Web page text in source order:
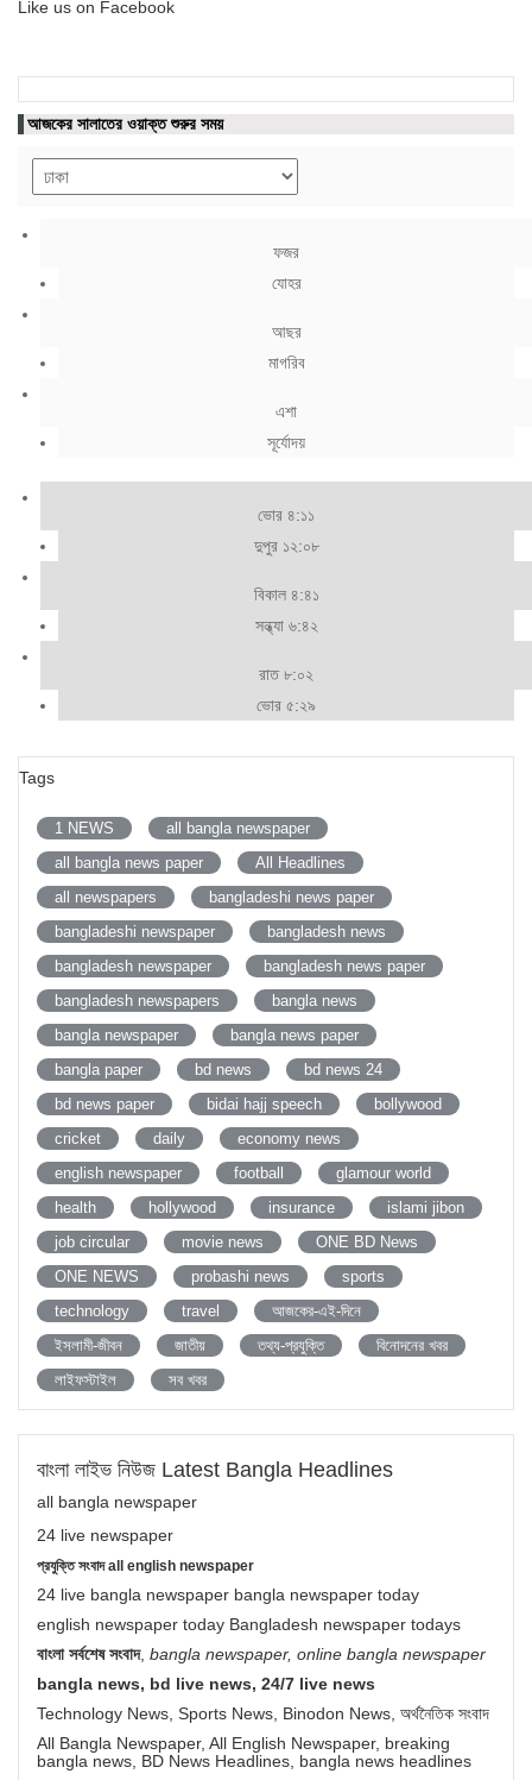
Like us on Facebook
আজকের সালাতের ওয়াক্ত শুরুর সময়
ফজর
যোহর
আছর
মাগরিব
এশা
সূর্যোদয়
ভোর ৪:১১
দুপুর ১২:০৮
বিকাল ৪:৪১
সন্ধ্যা ৬:৪২
রাত ৮:০২
ভোর ৫:২৯
Tags
1 NEWS
all bangla newspaper
all bangla news paper
All Headlines
all newspapers
bangladeshi news paper
bangladeshi newspaper
bangladesh news
bangladesh newspaper
bangladesh news paper
bangladesh newspapers
bangla news
bangla newspaper
bangla news paper
bangla paper
bd news
bd news 24
bd news paper
bidai hajj speech
bollywood
cricket
daily
economy news
english newspaper
football
glamour world
health
hollywood insurance
islami jibon
job circular
movie news
ONE BD News
ONE NEWS
probashi news
sports
technology
travel
আজকের-এই-দিনে
ইসলামী-জীবন
জাতীয় তথ্য-প্রযুক্তি
বিনোদনের খবর
লাইফস্টাইল
সব খবর
বাংলা লাইভ নিউজ Latest Bangla Headlines
all bangla newspaper
24 live newspaper
প্রযুক্তি সংবাদ all english newspaper
24 live bangla newspaper bangla newspaper today
english newspaper today Bangladesh newspaper todays
বাংলা সর্বশেষ সংবাদ, bangla newspaper, online bangla newspaper
bangla news, bd live news, 24/7 live news
Technology News, Sports News, Binodon News, অর্থনৈতিক সংবাদ
All Bangla Newspaper, All English Newspaper, breaking
bangla news, BD News Headlines, bangla news headlines